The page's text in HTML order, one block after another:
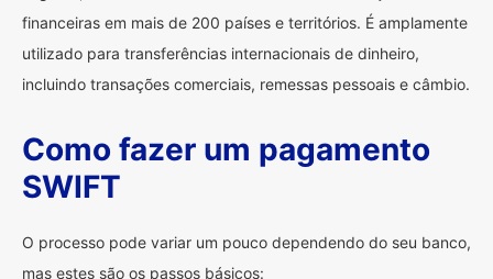
financeiras em mais de 200 países e territórios. É amplamente
utilizado para transferências internacionais de dinheiro,
incluindo transações comerciais, remessas pessoais e câmbio.
Como fazer um pagamento
SWIFT
O processo pode variar um pouco dependendo do seu banco,
mas estes são os passos básicos: